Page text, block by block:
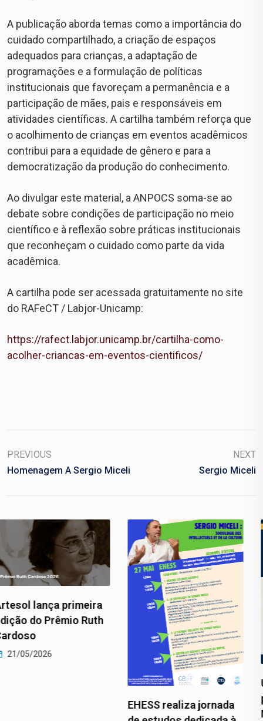
A publicação aborda temas como a importância do
cuidado compartilhado, a criação de espaços
adequados para crianças, a adaptação de
programações e a formulação de políticas
institucionais que favoreçam a permanência e a
participação de mães, pais e responsáveis em
atividades científicas. A cartilha também reforça que
o acolhimento de crianças em eventos acadêmicos
contribui para a equidade de gênero e para a
democratização da produção do conhecimento.
Ao divulgar este material, a ANPOCS soma-se ao
debate sobre condições de participação no meio
científico e à reflexão sobre práticas institucionais
que reconheçam o cuidado como parte da vida
acadêmica.
A cartilha pode ser acessada gratuitamente no site
do RAFeCT / Labjor-Unicamp:
https://rafect.labjor.unicamp.br/cartilha-como-
acolher-criancas-em-eventos-cientificos/
PREVIOUS
Homenagem A Sergio Miceli
NEXT
Sergio Miceli
UNILAB abre seleção
para primeira turma do
Mestrado…